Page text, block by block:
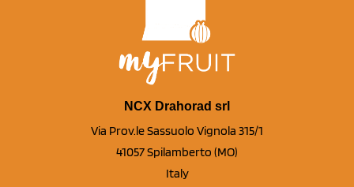
NCX Drahorad srl
Via Prov.le Sassuolo Vignola 315/1
41057 Spilamberto (MO)
Italy